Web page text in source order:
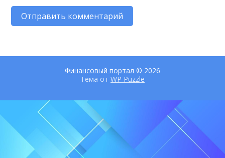
Финансовый портал © 2026
Тема от WP Puzzle